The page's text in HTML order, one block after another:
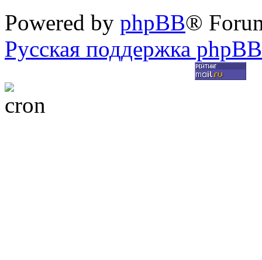
Powered by phpBB®
Русская поддержка phpBB